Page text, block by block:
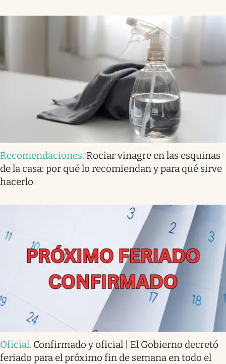
Recomendaciones. Rociar vinagre en las esquinas
de la casa: por qué lo recomiendan y para qué sirve
hacerlo
Oficial. Confirmado y oficial | El Gobierno decretó
feriado para el próximo fin de semana en todo el